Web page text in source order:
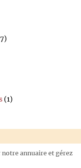
(1)
annuaire et gérez